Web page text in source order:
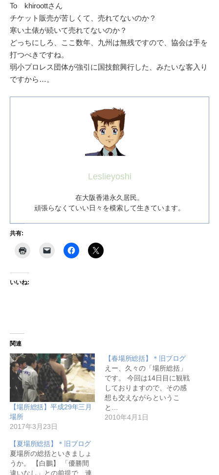
To khiroottさん
チケット販売が苦しくて、売れてないのか？
寒い土俵が続いて売れてないのか？
どっちにしろ、ここ数年、九州は無残ですので、協会は手を
打つべきですね。
弱小プロレス団体が強引に国技館興行した、みたいな客入り
ですから…。
Leslieyoshi
在大阪香港永久居民。
頑張らなくていい日々を模索して生きています。
共有:
いいね:
関連
【場所総括】平成29年三月
場所
2017年3月23日
【春場所総括】＊旧ブログ
えー、久々の「場所総括」
です。 今回は14日目に観戦
しておりますので、その感
想も交えながらというこ
と…
2010年4月1日
【夏場所総括】＊旧ブログ
夏場所の総括といきましょ
うか。 【白鵬】 「優勝間
違いなし」との前提で、連